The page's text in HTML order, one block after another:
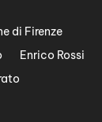
di Firenze
Enrico Rossi